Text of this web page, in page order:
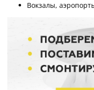
Вокзалы,